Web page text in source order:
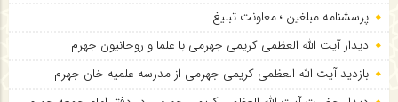
پرسشنامه مبلغین ؛ معاونت تبلیغ
دیدار آیت الله العظمی کریمی جهرمی با علما و روحانیون جهرم
بازدید آیت الله العظمی کریمی جهرمی از مدرسه علمیه خان جهرم